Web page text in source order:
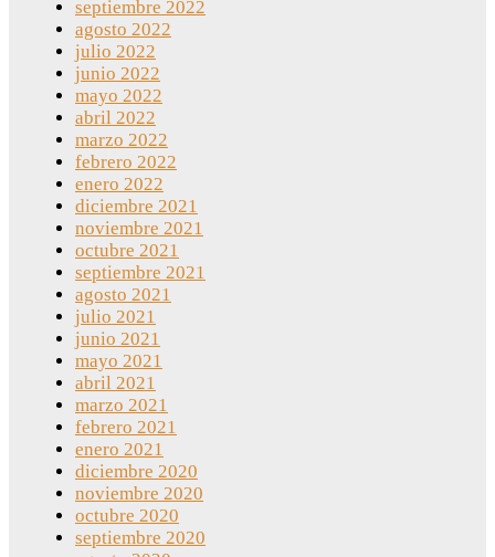
septiembre 2022
agosto 2022
julio 2022
junio 2022
mayo 2022
abril 2022
marzo 2022
febrero 2022
enero 2022
diciembre 2021
noviembre 2021
octubre 2021
septiembre 2021
agosto 2021
julio 2021
junio 2021
mayo 2021
abril 2021
marzo 2021
febrero 2021
enero 2021
diciembre 2020
noviembre 2020
octubre 2020
septiembre 2020